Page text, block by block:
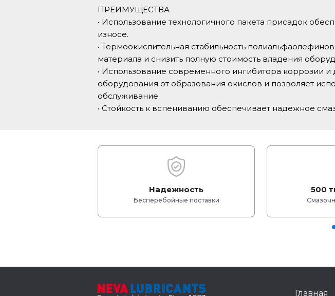
ПРЕИМУЩЕСТВА
• Использование технологичного пакета присадок
износе.
• Термоокислительная стабильность
материала и снизить полную стоимость владения
• Использование современного ингибитора коррозии
оборудования от образования окислов и позволяет
обслуживание.
• Стойкость к вспениванию обеспечивает надежное
Надежность
Бесперебойные поставки
500
Главная